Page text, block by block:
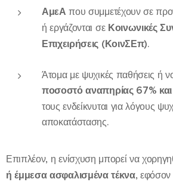
ΑμεΑ που συμμετέχουν σε
ή εργάζονται σε Κοινωνικές
Επιχειρήσεις (ΚοινΣΕπ).
Άτομα με ψυχικές παθήσεις ή
ποσοστό αναπηρίας 67%
τους ενδείκνυται για λόγους
αποκατάστασης.
Επιπλέον, η ενίσχυση μπορεί να
ή έμμεσα ασφαλισμένα τέκνα, εφόσον